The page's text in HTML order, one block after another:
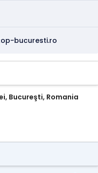
bucuresti.ro
Bucureşti, Romania